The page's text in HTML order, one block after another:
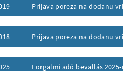
Prijava poreza na dodanu
Prijava poreza na dodanu
Forgalmi adó bevallás